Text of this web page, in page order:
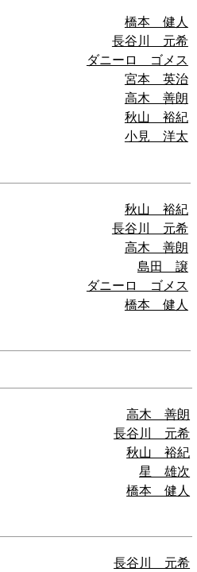
橋本 健人
長谷川 元希
ダニーロ ゴメス
宮本 英治
高木 善朗
秋山 裕紀
小見 洋太
秋山 裕紀
長谷川 元希
高木 善朗
島田 譲
ダニーロ ゴメス
橋本 健人
高木 善朗
長谷川 元希
秋山 裕紀
星 雄次
橋本 健人
長谷川 元希